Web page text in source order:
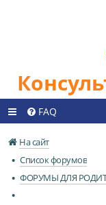
FAQ
На сайт
Список форумов
ФОРУМЫ ДЛЯ